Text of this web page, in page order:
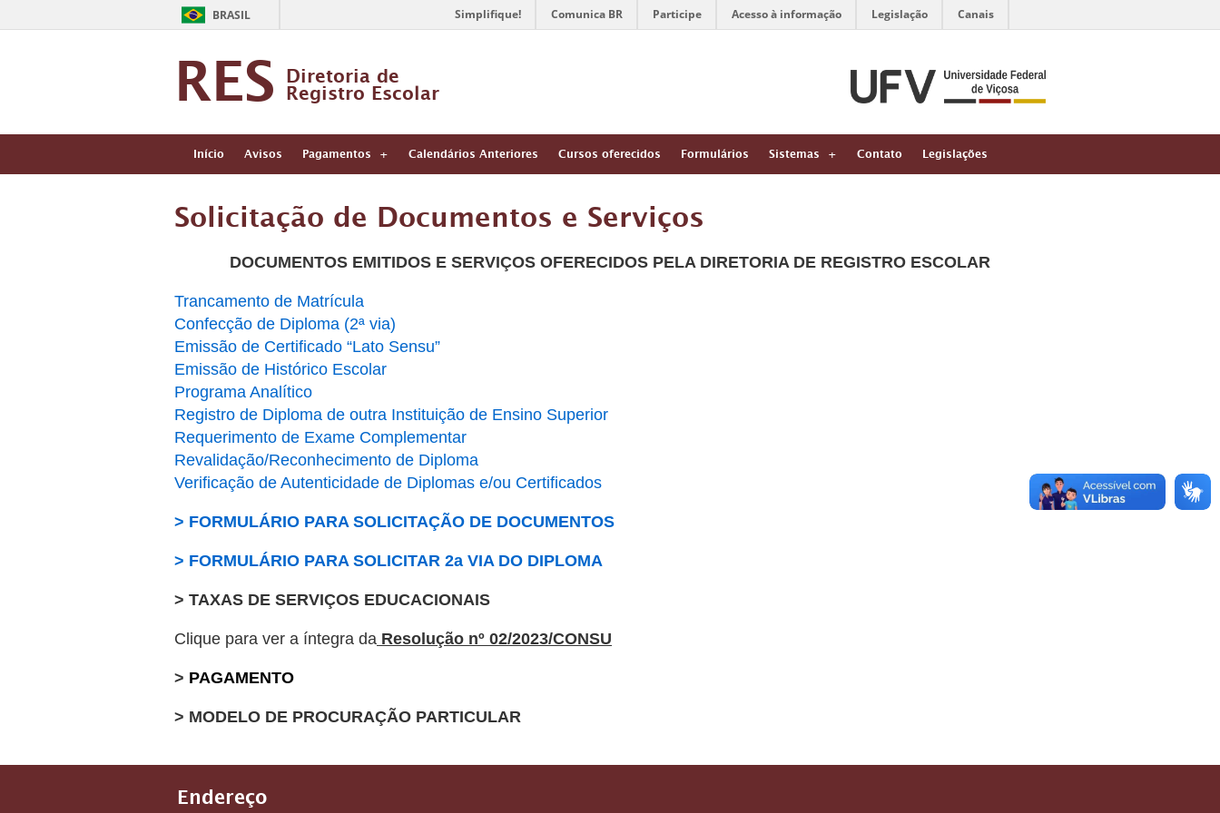
BRASIL Simplifique! Comunica BR Participe Acesso à informação Legislação Canais
RES Diretoria de
Registro Escolar
Início Avisos Pagamentos Calendários Anteriores Cursos oferecidos Formulários Sistemas Contato Legislações
Solicitação de Documentos e Serviços
DOCUMENTOS EMITIDOS E SERVIÇOS OFERECIDOS PELA DIRETORIA DE REGISTRO ESCOLAR
Trancamento de Matrícula
Confecção de Diploma (2ª via)
Emissão de Certificado “Lato Sensu”
Emissão de Histórico Escolar
Programa Analítico
Registro de Diploma de outra Instituição de Ensino Superior
Requerimento de Exame Complementar
Revalidação/Reconhecimento de Diploma
Verificação de Autenticidade de Diplomas e/ou Certificados
> FORMULÁRIO PARA SOLICITAÇÃO DE DOCUMENTOS
> FORMULÁRIO PARA SOLICITAR 2a VIA DO DIPLOMA
> TAXAS DE SERVIÇOS EDUCACIONAIS
Clique para ver a íntegra da Resolução nº 02/2023/CONSU
> PAGAMENTO
> MODELO DE PROCURAÇÃO PARTICULAR
Endereço